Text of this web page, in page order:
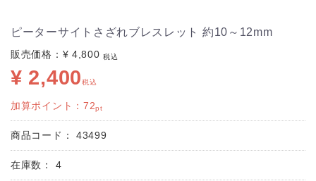
ピーターサイトさざれブレスレット 約10～12mm
販売価格： ¥ 4,800 税込
¥ 2,400税込
加算ポイント： 72pt
商品コード： 43499
在庫数： 4